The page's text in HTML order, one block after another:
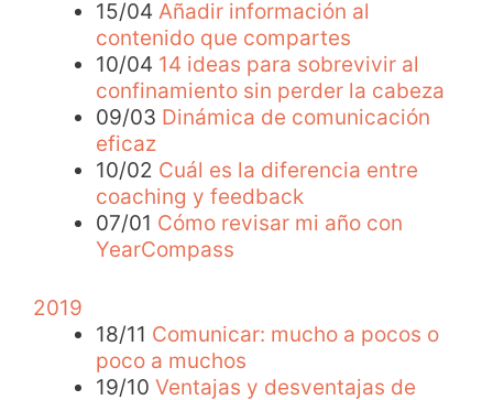
15/04 Añadir información al
contenido que compartes
10/04 14 ideas para sobrevivir al
confinamiento sin perder la cabeza
09/03 Dinámica de comunicación
eficaz
10/02 Cuál es la diferencia entre
coaching y feedback
07/01 Cómo revisar mi año con
YearCompass
2019
18/11 Comunicar: mucho a pocos o
poco a muchos
19/10 Ventajas y desventajas de